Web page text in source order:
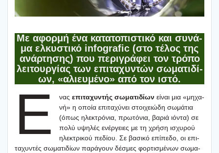
Με αφορ­μή ένα κατα­το­πι­στι­κό και συνά­
μα ελκυ­στι­κό infografic (στο τέλος της
ανάρ­τη­σης) που περι­γρά­φει τον τρό­πο
λει­τουρ­γί­ας των επι­τα­χυ­ντών σωμα­τι­δί­
ων, «αλιευ­μέ­νο» από τον ιστό.
Έ νας επι­τα­χυ­ντής σωμα­τι­δί­ωνείναι μια «μηχα­
νή» η οποία επι­τα­χύ­νει στοι­χειώ­δη σωμά­τια
(όπως ηλε­κτρό­νια, πρω­τό­νια, βαριά ιόντα) σε
πολύ υψη­λές ενέρ­γειες με τη χρή­ση ισχυ­ρού
ηλε­κτρι­κού πεδί­ου. Σε βασι­κό επί­πε­δο, οι επι­
τα­χυ­ντές σωμα­τι­δί­ων παρά­γουν δέσμες φορ­τι­σμέ­νων σωμα­